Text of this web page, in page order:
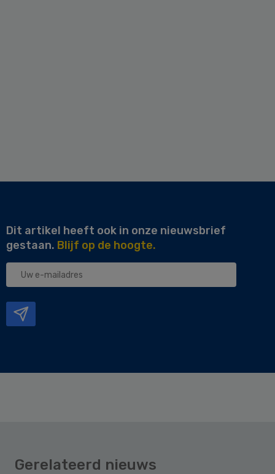
Dit artikel heeft ook in onze nieuwsbrief
gestaan. Blijf op de hoogte.
Uw
Gerelateerd nieuws